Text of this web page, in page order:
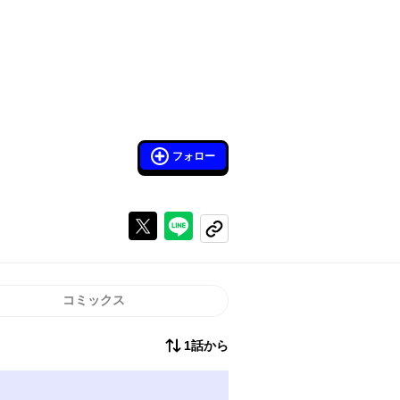
フォロー
Xで投稿するラインでシェアする
コピーする
コミックス
1話から